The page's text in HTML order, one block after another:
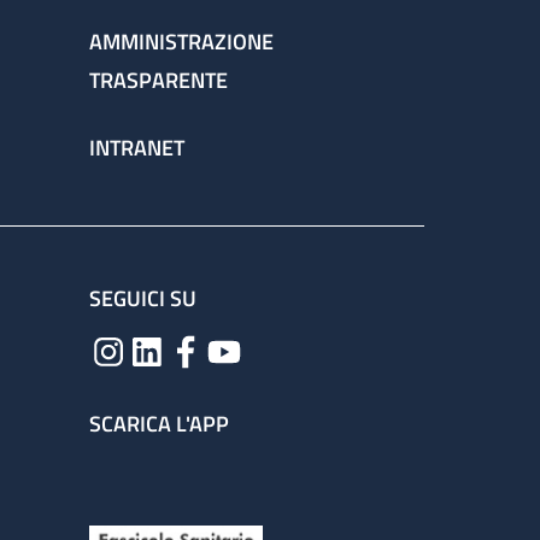
AMMINISTRAZIONE
TRASPARENTE
INTRANET
SEGUICI SU
SCARICA L'APP